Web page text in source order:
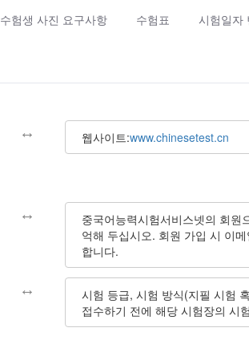
수험생 사진 요구사항 수험표 시험일자
↔ 웹사이트:www.chinesetest.cn
↔
중국어능력시험서비스넷의 회원
억해 두십시오. 회원 가입 시 이
합니다.
↔
시험 등급, 시험 방식(지필 시험
접수하기 전에 해당 시험장의 시